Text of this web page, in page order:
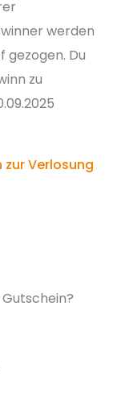
werden
gezogen. Du
zu
Verlosung